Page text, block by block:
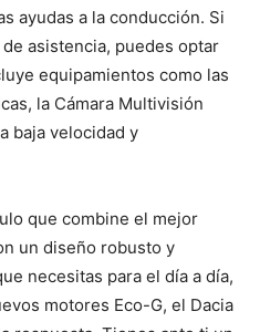
ayudas a la conducción. Si
asistencia, puedes optar
equipamientos como las
la Cámara Multivisión
baja velocidad y
que combine el mejor
un diseño robusto y
necesitas para el día a día,
motores Eco-G, el Dacia